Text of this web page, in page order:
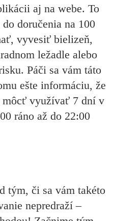
aj na webe. To
doručenia na 100
vyvesiť bielizeň,
ležadle alebo
Páči sa vám táto
ešte informáciu, že
môcť využívať 7 dní v
ráno až do 22:00
tým, či sa vám takéto
nepredraží –